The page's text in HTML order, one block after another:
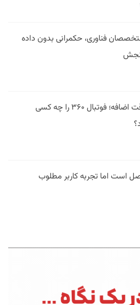
فناوری، حکمرانی بدون داده
فیلتر در وقت اضافه؛ فوتبال ۳۶۰ را چه کسی
است اما تجربه کاربر مطلوب